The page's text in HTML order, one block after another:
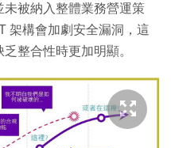
被納入整體業務營運策
架構會加劇安全漏洞，這
整合性時更加明顯。